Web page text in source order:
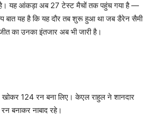
यह आंकड़ा अब 27 टेस्ट मैचों तक पहुंच गया है —
बात यह है कि यह दौर तब शुरू हुआ था जब डैरेन सैमी
का उनका इंतजार अब भी जारी है।
124 रन बना लिए। केएल राहुल ने शानदार
बनाकर नाबाद रहे।